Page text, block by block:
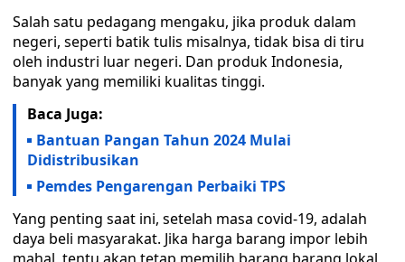
Salah satu pedagang mengaku, jika produk dalam
negeri, seperti batik tulis misalnya, tidak bisa di tiru
oleh industri luar negeri. Dan produk Indonesia,
banyak yang memiliki kualitas tinggi.
Baca Juga:
Bantuan Pangan Tahun 2024 Mulai
Didistribusikan
Pemdes Pengarengan Perbaiki TPS
Yang penting saat ini, setelah masa covid-19, adalah
daya beli masyarakat. Jika harga barang impor lebih